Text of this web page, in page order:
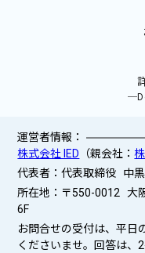
運営者情報：
株式会社 IED （親会社：
代表者：代表取締役 中
所在地：〒550-0012 大
6F
お問合せの受付は、平日
くださいませ。回答は、